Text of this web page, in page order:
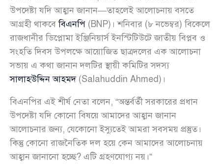
উপদেষ্টা যদি আহ্বান জানান—তাহলেই আলোচনায় বসতে
আগ্রহী থাকবেবিএনপি (BNP)। শনিবার (৮ নভেম্বর) বিকেলে
রাজধানীর ডিপ্লোমা ইঞ্জিনিয়ার্স ইনস্টিটিউটে জাতীয় বিপ্লব ও
সংহতি দিবস উপলক্ষে আয়োজিত ছাত্রদলের এক আলোচনা
সভায় এ কথা জানান দলটির স্থায়ী কমিটির সদস্য
সালাহউদ্দিন আহমদ(Salahuddin Ahmed)।
বিএনপির এই শীর্ষ নেতা বলেন, “অন্তর্বর্তী সরকারের প্রধান
উপদেষ্টা যদি কোনো বিষয়ে আমাদের আহ্বান জানান
আলোচনার জন্য, যেকোনো ইস্যুতেই আমরা সবসময় প্রস্তুত।
কিন্তু কোনো রাজনৈতিক দল হয়ে কেন আমাদের আলোচনায়
আহ্বান জানানো হচ্ছে? এটি গ্রহণযোগ্য নয়।”